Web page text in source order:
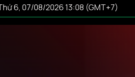
6, 07/08/2026 13:08 (GMT+7)